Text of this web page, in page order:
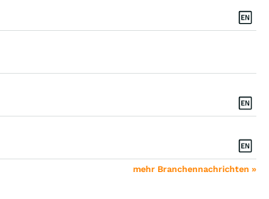
mehr Branchennachrichten »